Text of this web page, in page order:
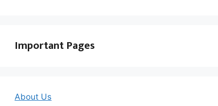
Important Pages
About Us